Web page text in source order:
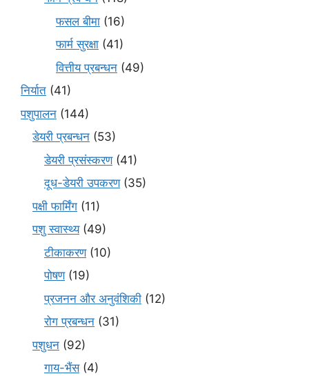
फसल बीमा (16)
फार्म सुरक्षा (41)
वित्तीय प्रबन्धन (49)
निर्यात (41)
पशुपालन (144)
डेयरी प्रबन्धन (53)
डेयरी प्रसंस्करण(41)
दूध-डेयरी उपकरण(35)
पक्षी फार्मिंग (11)
पशु स्वास्थ्य(49)
टीकाकरण(10)
पोषण(19)
प्रजनन और अनुवंशिकी (12)
रोग प्रबन्धन (31)
पशुधन (92)
गाय-भैंस(4)